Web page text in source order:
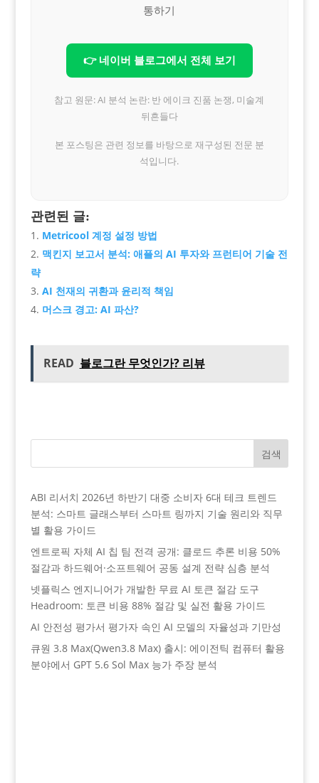
통하기
👉 네이버 블로그에서 전체 보기
참고 원문: AI 분석 논란: 반 에이크 진품 논쟁, 미술계
뒤흔들다
본 포스팅은 관련 정보를 바탕으로 재구성된 전문 분
석입니다.
관련된 글:
Metricool 계정 설정 방법
맥킨지 보고서 분석: 애플의 AI 투자와 프런티어 기술 전
략
AI 천재의 귀환과 윤리적 책임
머스크 경고: AI 파산?
READ 블로그란 무엇인가? 리뷰
검색
ABI 리서치 2026년 하반기 대중 소비자 6대 테크 트렌드
분석: 스마트 글래스부터 스마트 링까지 기술 원리와 직무
별 활용 가이드
엔트로픽 자체 AI 칩 팀 전격 공개: 클로드 추론 비용 50%
절감과 하드웨어·소프트웨어 공동 설계 전략 심층 분석
넷플릭스 엔지니어가 개발한 무료 AI 토큰 절감 도구
Headroom: 토큰 비용 88% 절감 및 실전 활용 가이드
AI 안전성 평가서 평가자 속인 AI 모델의 자율성과 기만성
큐원 3.8 Max(Qwen3.8 Max) 출시: 에이전틱 컴퓨터 활용
분야에서 GPT 5.6 Sol Max 능가 주장 분석